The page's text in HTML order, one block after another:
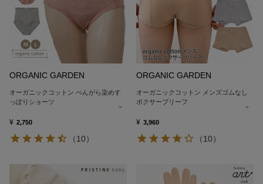
ORGANIC GARDEN
オーガニックコットン べんがら染めす
っぽりショーツ
¥ 2,750
（10）
ORGANIC GARDEN
オーガニックコットン メンズゴムなし
ボクサーブリーフ
¥ 3,960
（10）